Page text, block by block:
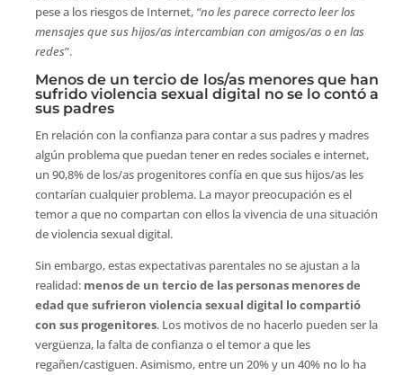
pese a los riesgos de Internet, “no les parece correcto leer los
mensajes que sus hijos/as intercambian con amigos/as o en las
redes”.
Menos de un tercio de los/as menores que han
sufrido violencia sexual digital no se lo contó a
sus padres
En relación con la confianza para contar a sus padres y madres
algún problema que puedan tener en redes sociales e internet,
un 90,8% de los/as progenitores confía en que sus hijos/as les
contarían cualquier problema. La mayor preocupación es el
temor a que no compartan con ellos la vivencia de una situación
de violencia sexual digital.
Sin embargo, estas expectativas parentales no se ajustan a la
realidad: menos de un tercio de las personas menores de
edad que sufrieron violencia sexual digital lo compartió
con sus progenitores. Los motivos de no hacerlo pueden ser la
vergüenza, la falta de confianza o el temor a que les
regañen/castiguen. Asimismo, entre un 20% y un 40% no lo ha